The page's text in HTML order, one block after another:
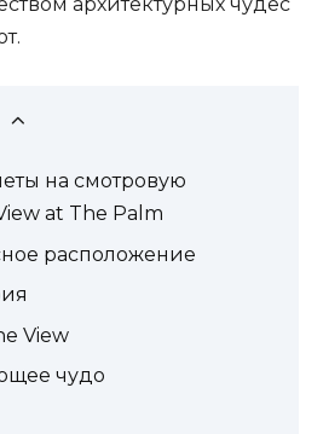
на смотровую
at The Palm
расположение
View
чудо